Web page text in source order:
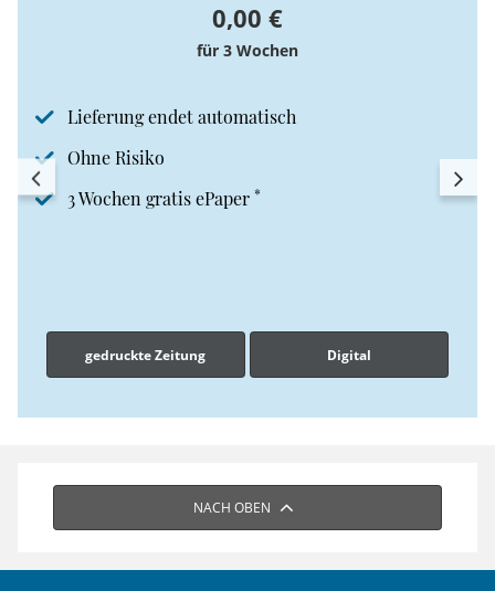
0,00 €
für 3 Wochen
Lieferung endet automatisch
Ohne Risiko
3 Wochen gratis ePaper *
gedruckte Zeitung Digital
NACH OBEN